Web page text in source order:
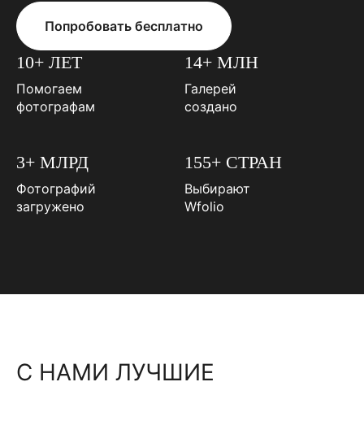
Попробовать бесплатно
10+ ЛЕТ
Помогаем
фотографам
14+ МЛН
Галерей
создано
3+ МЛРД
Фотографий
загружено
155+ СТРАН
Выбирают
Wfolio
С НАМИ ЛУЧШИЕ